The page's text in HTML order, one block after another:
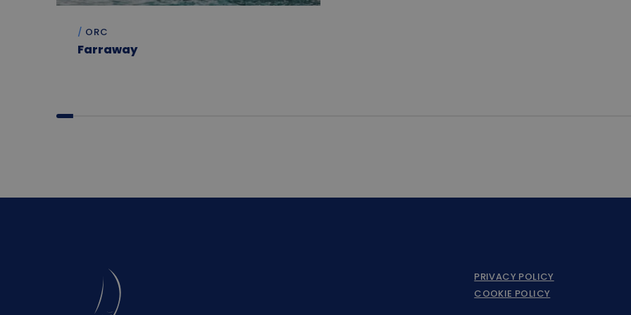
ORC
Farraway
PRIVACY POLICY
COOKIE POLICY